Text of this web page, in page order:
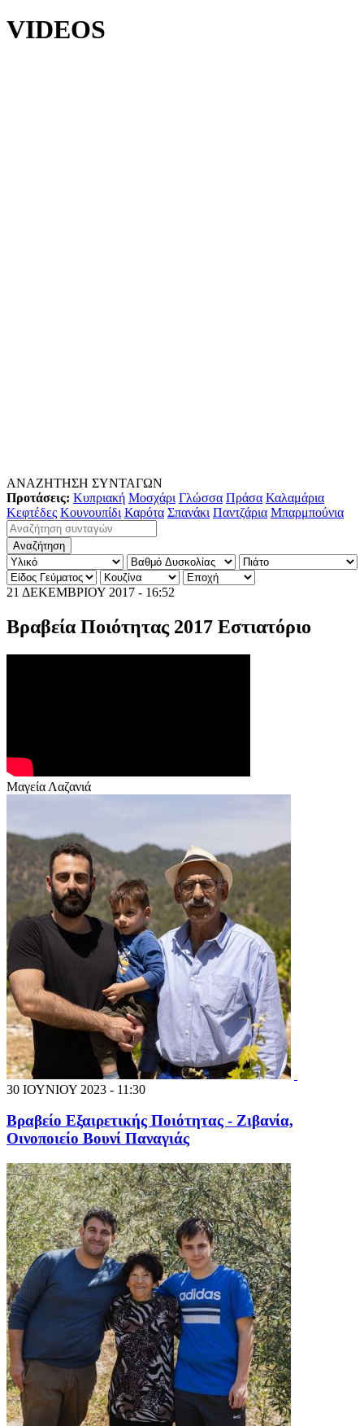
VIDEOS
ΑΝΑΖΗΤΗΣΗ ΣΥΝΤΑΓΩΝ
Προτάσεις: Κυπριακή Μοσχάρι Γλώσσα Πράσα Καλαμάρια
Κεφτέδες Κουνουπίδι Καρότα Σπανάκι Παντζάρια Μπαρμπούνια
21 ΔΕΚΕΜΒΡΙΟΥ 2017 - 16:52
Βραβεία Ποιότητας 2017 Εστιατόριο
Μαγεία Λαζανιά
30 ΙΟΥΝΙΟΥ 2023 - 11:30
Βραβείο Εξαιρετικής Ποιότητας - Ζιβανία,
Οινοποιείο Βουνί Παναγιάς